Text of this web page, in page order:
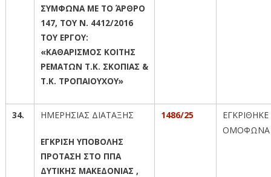
ΣΥΜΦΩΝΑ ΜΕ ΤΟ ΆΡΘΡΟ
147, ΤΟΥ Ν. 4412/2016
ΤΟΥ ΕΡΓΟΥ:
«ΚΑΘΑΡΙΣΜΟΣ ΚΟΙΤΗΣ
ΡΕΜΑΤΩΝ Τ.Κ. ΣΚΟΠΙΑΣ &
Τ.Κ. ΤΡΟΠΑΙΟΥΧΟΥ»
34. ΗΜΕΡΗΣΙΑΣ ΔΙΑΤΑΞΗΣ
ΕΓΚΡΙΣΗ ΥΠΟΒΟΛΗΣ
ΠΡΟΤΑΣΗ ΣΤΟ ΠΠΑ
ΔΥΤΙΚΗΣ ΜΑΚΕΔΟΝΙΑΣ ,
1486/25
ΕΓΚΡΙΘΗΚΕ
ΟΜΟΦΩΝΑ